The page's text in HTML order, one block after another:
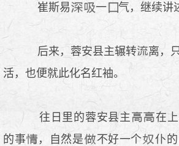
崔斯易 一 气，继续讲
后来，蓉安县主辗转 离，
活，也便就此化名红袖。
往日里的蓉安县主 在
的事
，自然是 不好一个 仆